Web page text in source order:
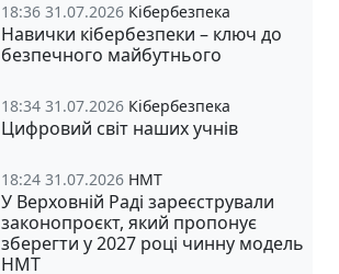
18:36 31.07.2026 Кібербезпека
Навички кібербезпеки – ключ до
безпечного майбутнього
18:34 31.07.2026 Кібербезпека
Цифровий світ наших учнів
18:24 31.07.2026 НМТ
У Верховній Раді зареєстрували
законопроєкт, який пропонує
зберегти у 2027 році чинну модель
НМТ